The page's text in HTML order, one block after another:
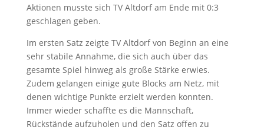
Aktionen musste sich TV Altdorf am Ende mit 0:3
geschlagen geben.
Im ersten Satz zeigte TV Altdorf von Beginn an eine
sehr stabile Annahme, die sich auch über das
gesamte Spiel hinweg als große Stärke erwies.
Zudem gelangen einige gute Blocks am Netz, mit
denen wichtige Punkte erzielt werden konnten.
Immer wieder schaffte es die Mannschaft,
Rückstände aufzuholen und den Satz offen zu